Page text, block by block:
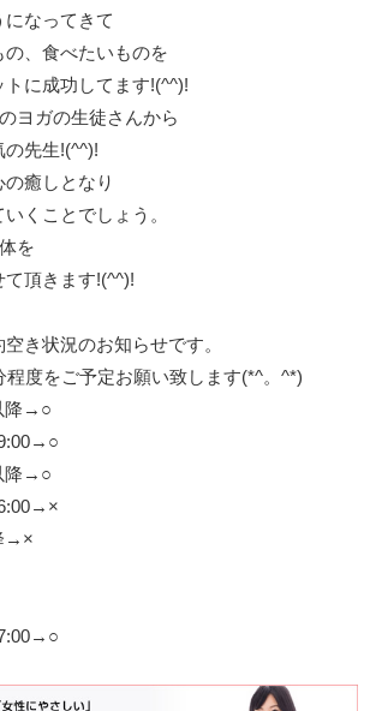
になってきて
、食べたいものを
に成功してます!(^^)!
ヨガの生徒さんから
先生!(^^)!
癒しとなり
くことでしょう。
を
頂きます!(^^)!
き状況のお知らせです。
程度をご予定お願い致します(*^。^*)
降→○
降→○
→×